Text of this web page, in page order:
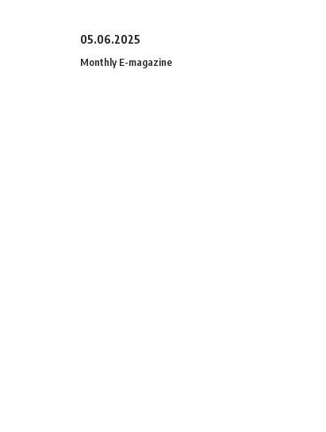
05.06.2025
Monthly E-magazine